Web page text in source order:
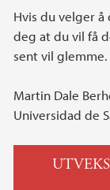
Hvis du velger å
deg at du vil få
sent vil glemme.
Martin Dale
Universidad de